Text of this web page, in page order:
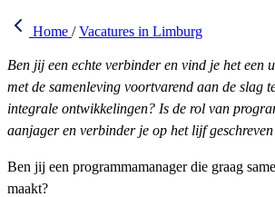
Home / Vacatures in Limburg
Ben jij een echte verbinder en vind je het een
met de samenleving voortvarend aan de slag
integrale ontwikkelingen? Is de rol van
aanjager en verbinder je op het lijf
Ben jij een programmamanager die graag
maakt?